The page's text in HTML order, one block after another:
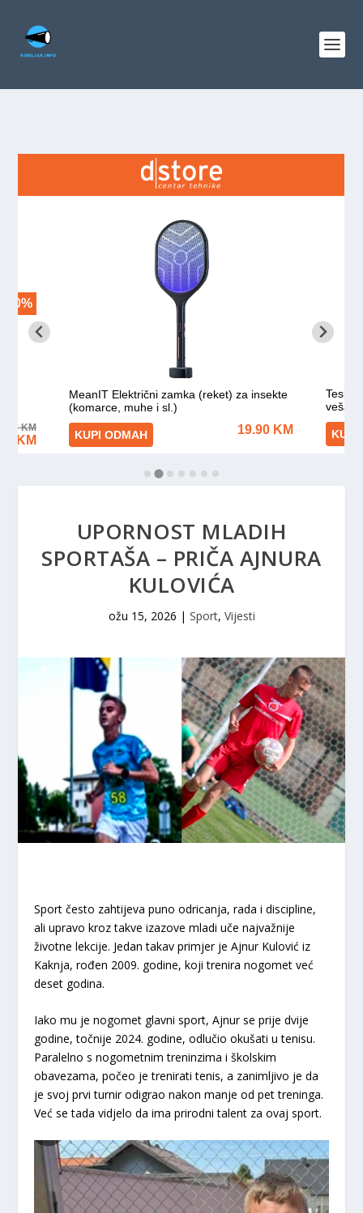
UPORNOST MLADIH
SPORTAŠA – PRIČA AJNURA
KULOVIĆA
ožu 15, 2026 | Sport, Vijesti
Sport često zahtijeva puno odricanja, rada i discipline,
ali upravo kroz takve izazove mladi uče najvažnije
životne lekcije. Jedan takav primjer je Ajnur Kulović iz
Kaknja, rođen 2009. godine, koji trenira nogomet već
deset godina.
Iako mu je nogomet glavni sport, Ajnur se prije dvije
godine, točnije 2024. godine, odlučio okušati u tenisu.
Paralelno s nogometnim treninzima i školskim
obavezama, počeo je trenirati tenis, a zanimljivo je da
je svoj prvi turnir odigrao nakon manje od pet treninga.
Već se tada vidjelo da ima prirodni talent za ovaj sport.